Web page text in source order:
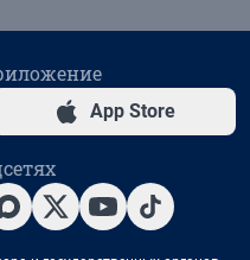
App Store